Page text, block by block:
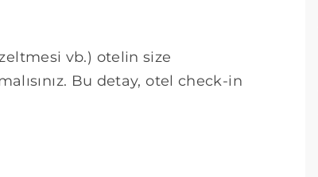
vb.) otelin size
Bu detay, otel check-in